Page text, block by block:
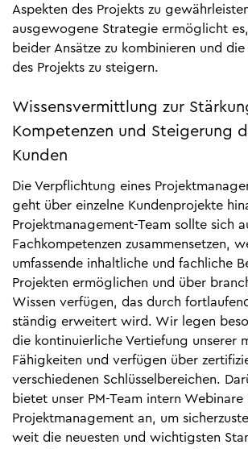
Aspekten des Projekts zu
ausgewogene Strategie ermöglicht
beider Ansätze zu kombinieren und die
des Projekts zu steigern.
Wissensvermittlung zur
Kompetenzen und Steigerung
Kunden
Die Verpflichtung eines
geht über einzelne Kundenprojekte
Projektmanagement-Team sollte sich
Fachkompetenzen zusammensetzen,
umfassende inhaltliche und fachliche
Projekten ermöglichen und über
Wissen verfügen, das durch
ständig erweitert wird. Wir legen
die kontinuierliche Vertiefung unserer
Fähigkeiten und verfügen über
verschiedenen Schlüsselbereichen.
bietet unser PM-Team intern Webinare
Projektmanagement an, um
weit die neuesten und wichtigsten